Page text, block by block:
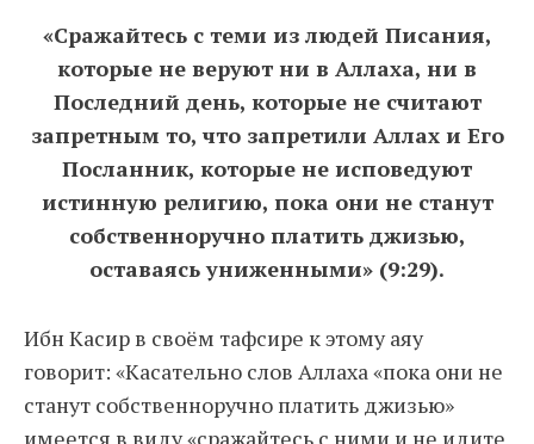
«Сражайтесь с теми из людей Писания,
которые не веруют ни в Аллаха, ни в
Последний день, которые не считают
запретным то, что запретили Аллах и Его
Посланник, которые не исповедуют
истинную религию, пока они не станут
собственноручно платить джизью,
оставаясь униженными» (9:29).
Ибн Касир в своём тафсире к этому аяу
говорит: «Касательно слов Аллаха «пока они не
станут собственноручно платить джизью»
имеется в виду «сражайтесь с ними и не идите